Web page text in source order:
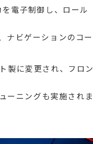
電子制御し、ロール
ナビゲーションのコー
製に変更され、フロン
ーニングも実施されま